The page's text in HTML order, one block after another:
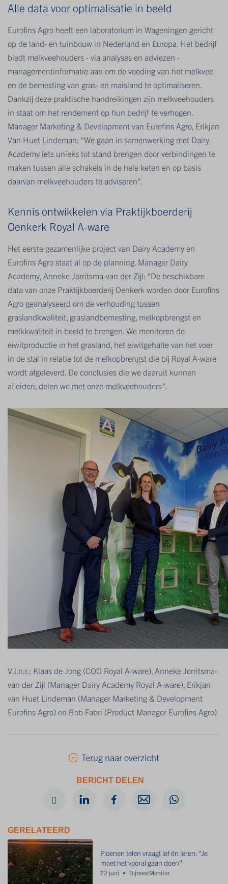
Alle data voor optimalisatie in beeld
Eurofins Agro heeft een laboratorium in Wageningen gericht
op de land- en tuinbouw in Nederland en Europa. Het bedrijf
biedt melkveehouders - via analyses en adviezen -
managementinformatie aan om de voeding van het melkvee
en de bemesting van gras- en maisland te optimaliseren.
Dankzij deze praktische handreikingen zijn melkveehouders
in staat om het rendement op hun bedrijf te verhogen.
Manager Marketing & Development van Eurofins Agro, Erikjan
Van Huet Lindeman: “We gaan in samenwerking met Dairy
Academy iets unieks tot stand brengen door verbindingen te
maken tussen alle schakels in de hele keten en op basis
daarvan melkveehouders te adviseren".
Kennis ontwikkelen via Praktijkboerderij
Oenkerk Royal A-ware
Het eerste gezamenlijke project van Dairy Academy en
Eurofins Agro staat al op de planning. Manager Dairy
Academy, Anneke Jorritsma-van der Zijl: “De beschikbare
data van onze Praktijkboerderij Oenkerk worden door Eurofins
Agro geanalyseerd om de verhouding tussen
graslandkwaliteit, graslandbemesting, melkopbrengst en
melkkwaliteit in beeld te brengen. We monitoren de
eiwitproductie in het grasland, het eiwitgehalte van het voer
in de stal in relatie tot de melkopbrengst die bij Royal A-ware
wordt afgeleverd. De conclusies die we daaruit kunnen
afleiden, delen we met onze melkveehouders".
V.l.n.r.: Klaas de Jong (COO Royal A-ware), Anneke Jorritsma-
van der Zijl (Manager Dairy Academy Royal A-ware), Erikjan
van Huet Lindeman (Manager Marketing & Development
Eurofins Agro) en Bob Fabri (Product Manager Eurofins Agro)
Terug naar overzicht
BERICHT DELEN
GERELATEERD
Pioenen telen vraagt lef én leren: “Je
moet het vooral gaan doen”
22 juni BijmestMonitor